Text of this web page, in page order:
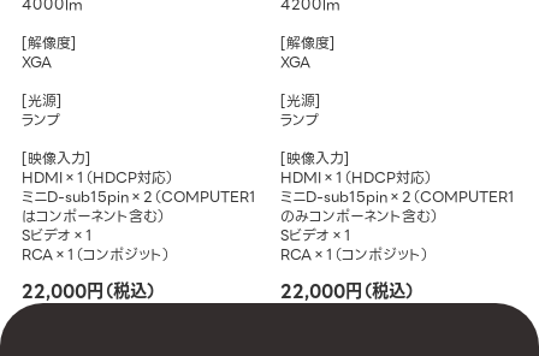
4000lm
[解像度]
XGA
[光源]
ランプ
[映像入力]
HDMI×1（HDCP対応）
ミニD-sub15pin×2（COMPUTER1
はコンポーネント含む）
Sビデオ×1
RCA×1（コンポジット）
22,000円（税込）
4200lm
[解像度]
XGA
[光源]
ランプ
[映像入力]
HDMI×1（HDCP対応）
ミニD-sub15pin×2（COMPUTER1
のみコンポーネント含む）
Sビデオ×1
RCA×1（コンポジット）
22,000円（税込）